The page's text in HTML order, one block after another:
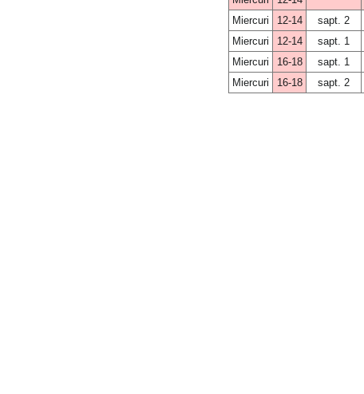
Miercuri
12-14 sapt. 2
Miercuri
12-14 sapt. 1
Miercuri
16-18 sapt. 1
Miercuri
16-18 sapt. 2